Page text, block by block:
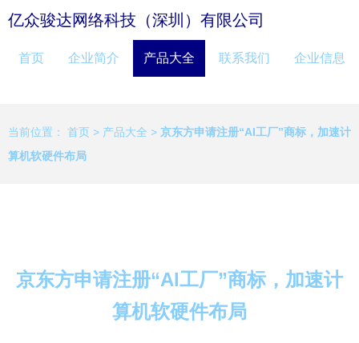
亿众骏达网络科技（深圳）有限公司
首页 企业简介 产品大全 联系我们 企业信息
当前位置： 首页 > 产品大全 > 京东方申请注册“AI工厂”商标，加速计
算机软硬件布局
京东方申请注册“AI工厂”商标，加速计
算机软硬件布局